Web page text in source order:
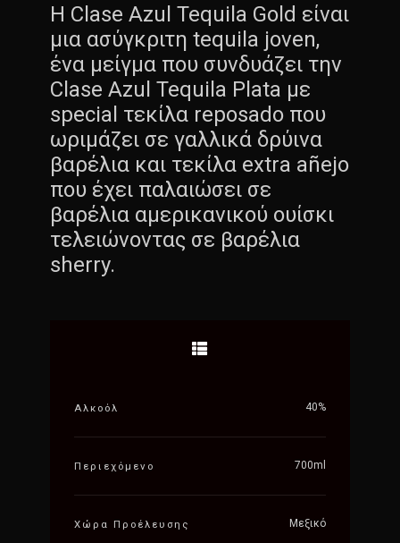
Η Clase Azul Tequila Gold είναι
μια ασύγκριτη tequila joven,
ένα μείγμα που συνδυάζει την
Clase Azul Tequila Plata με
special τεκίλα reposado που
ωριμάζει σε γαλλικά δρύινα
βαρέλια και τεκίλα extra añejo
που έχει παλαιώσει σε
βαρέλια αμερικανικού ουίσκι
τελειώνοντας σε βαρέλια
sherry.
Αλκοόλ 40%
Περιεχόμενο 700ml
Χώρα Προέλευσης Μεξικό